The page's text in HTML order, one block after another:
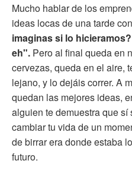
Mucho hablar de los
ideas locas de una tarde
imaginas si lo
eh". Pero al final queda en
cervezas, queda en el aire,
lejano, y lo dejáis correr. A
quedan las mejores ideas,
alguien te demuestra que
cambiar tu vida de un
de birrar era donde estaba
futuro.